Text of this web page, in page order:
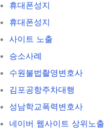
휴대폰성지
휴대폰성지
사이트 노출
승소사례
수원불법촬영변호사
김포공항주차대행
성남학교폭력변호사
네이버 웹사이트 상위노출